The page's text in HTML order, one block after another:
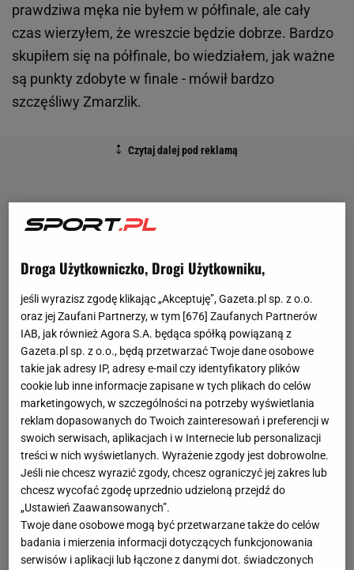
prawdziwa męka nie byłem w półfinale, ale cały
czas wierzyłem, że wreszcie będzie dobrze. Bardzo
skupiłem się na półfinale, bo wiedziałem, jak ważne
są punkty zdobyte w finale - mówił bardzo
szczęśliwy Zmarzlik.
Droga Użytkowniczko, Drogi Użytkowniku,
jeśli wyrazisz zgodę klikając „Akceptuję”, Gazeta.pl sp. z o.o.
oraz jej Zaufani Partnerzy, w tym [676] Zaufanych Partnerów
IAB, jak również Agora S.A. będąca spółką powiązaną z
Gazeta.pl sp. z o.o., będą przetwarzać Twoje dane osobowe
takie jak adresy IP, adresy e-mail czy identyfikatory plików
cookie lub inne informacje zapisane w tych plikach do celów
marketingowych, w szczególności na potrzeby wyświetlania
reklam dopasowanych do Twoich zainteresowań i preferencji w
swoich serwisach, aplikacjach i w Internecie lub personalizacji
treści w nich wyświetlanych. Wyrażenie zgody jest dobrowolne.
Jeśli nie chcesz wyrazić zgody, chcesz ograniczyć jej zakres lub
chcesz wycofać zgodę uprzednio udzieloną przejdź do
„Ustawień Zaawansowanych”.
Twoje dane osobowe mogą być przetwarzane także do celów
badania i mierzenia informacji dotyczących funkcjonowania
serwisów i aplikacji lub łączone z danymi dot. świadczonych